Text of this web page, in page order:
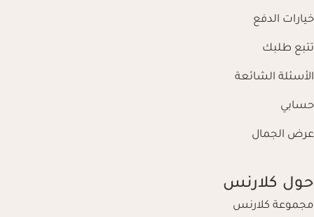
خيارات الدفع
تتبع طلبك
الأسئلة الشائعة
حسابي
عرض الجمال
حول كلارنس
مجموعة كلارنس